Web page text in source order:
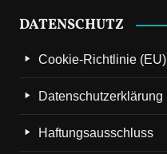
DATENSCHUTZ
Cookie-Richtlinie (EU)
Datenschutzerklärung
Haftungsausschluss